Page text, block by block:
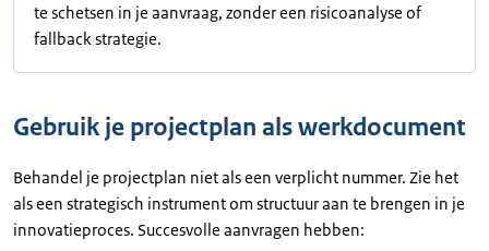
te schetsen in je aanvraag, zonder een risicoanalyse of
fallback strategie.
Gebruik je projectplan als werkdocument
Behandel je projectplan niet als een verplicht nummer. Zie het
als een strategisch instrument om structuur aan te brengen in je
innovatieproces. Succesvolle aanvragen hebben: